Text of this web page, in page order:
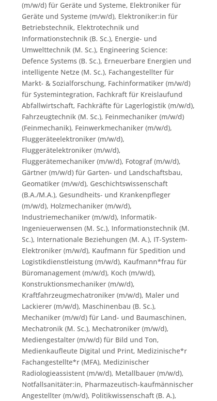
(m/w/d) für Geräte und Systeme, Elektroniker für
Geräte und Systeme (m/w/d), Elektroniker:in für
Betriebstechnik, Elektrotechnik und
Informationstechnik (B. Sc.), Energie- und
Umwelttechnik (M. Sc.), Engineering Science:
Defence Systems (B. Sc.), Erneuerbare Energien und
intelligente Netze (M. Sc.), Fachangestellter für
Markt- & Sozialforschung, Fachinformatiker (m/w/d)
für Systemintegration, Fachkraft für Kreislaufund
Abfallwirtschaft, Fachkräfte für Lagerlogistik (m/w/d),
Fahrzeugtechnik (M. Sc.), Feinmechaniker (m/w/d)
(Feinmechanik), Feinwerkmechaniker (m/w/d),
Fluggeräteelektroniker (m/w/d),
Fluggerätelektroniker (m/w/d),
Fluggerätemechaniker (m/w/d), Fotograf (m/w/d),
Gärtner (m/w/d) für Garten- und Landschaftsbau,
Geomatiker (m/w/d), Geschichtswissenschaft
(B.A./M.A.), Gesundheits- und Krankenpfleger
(m/w/d), Holzmechaniker (m/w/d),
Industriemechaniker (m/w/d), Informatik-
Ingenieuerwensen (M. Sc.), Informationstechnik (M.
Sc.), Internationale Beziehungen (M. A.), IT-System-
Elektroniker (m/w/d), Kaufmann für Spedition und
Logistikdienstleistung (m/w/d), Kaufmann*frau für
Büromanagement (m/w/d), Koch (m/w/d),
Konstruktionsmechaniker (m/w/d),
Kraftfahrzeugmechatroniker (m/w/d), Maler und
Lackierer (m/w/d), Maschinenbau (B. Sc.),
Mechaniker (m/w/d) für Land- und Baumaschinen,
Mechatronik (M. Sc.), Mechatroniker (m/w/d),
Mediengestalter (m/w/d) für Bild und Ton,
Medienkaufleute Digital und Print, Medizinische*r
Fachangestellte*r (MFA), Medizinischer
Radiologieassistent (m/w/d), Metallbauer (m/w/d),
Notfallsanitäter:in, Pharmazeutisch-kaufmännischer
Angestellter (m/w/d), Politikwissenschaft (B. A.),